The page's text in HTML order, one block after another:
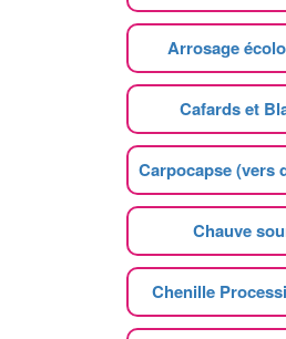
Arrosage
Cafards et
Carpocapse (vers
Chauve
Chenille